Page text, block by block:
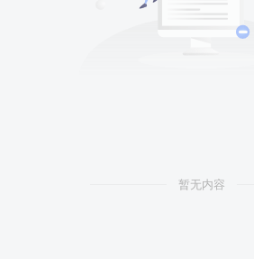
暂无内容